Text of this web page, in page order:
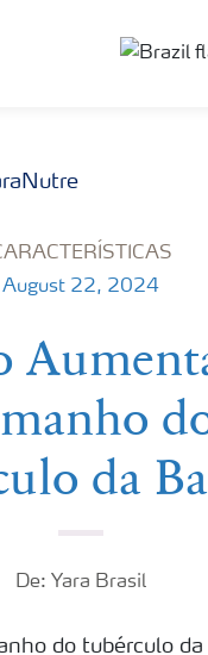
August 22, 2024
da
De: Yara Brasil
do tubérculo